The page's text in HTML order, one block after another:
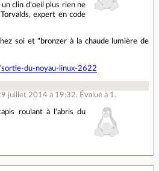
clin d'oeil plus rien ne
expert en code
soi et "bronzer à la chaude lumière de
du-noyau-linux-2622
juillet 2014 à 19:32. Évalué à 1 .
roulant à l'abris du